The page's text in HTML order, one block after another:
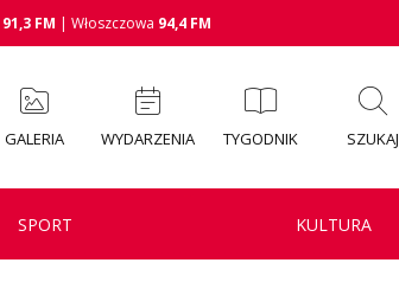
91,3 FM | Włoszczowa 94,4 FM
GALERIA WYDARZENIA TYGODNIK SZUKAJ
SPORT KULTURA